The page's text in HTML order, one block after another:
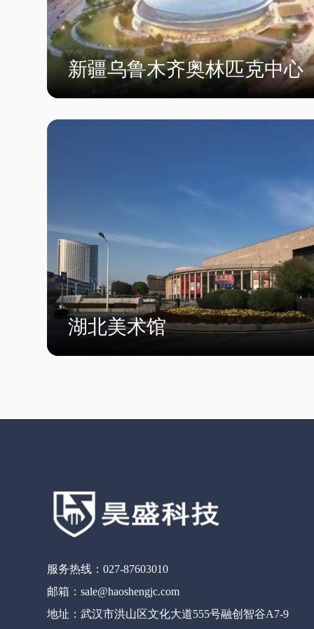
新疆乌鲁木齐奥林匹克中心
湖北美术馆
服务热线：027-87603010
邮箱：sale@haoshengjc.com
地址：武汉市洪山区文化大道555号融创智谷A7-9